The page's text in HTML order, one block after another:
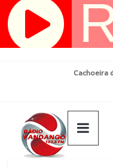
Pular
para
Cachoeira